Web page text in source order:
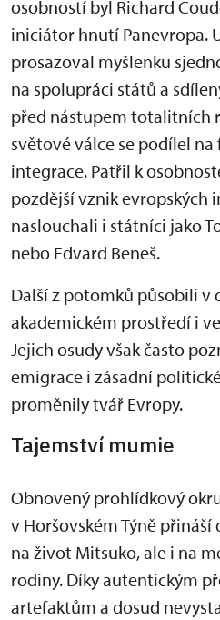
osobností byl Richard
iniciátor hnutí Panevropa.
prosazoval myšlenku
na spolupráci států a
před nástupem totalitních
světové válce se podílel
integrace. Patřil k
pozdější vznik evropských
naslouchali i státníci jako
nebo Edvard Beneš.
Další z potomků působili v
akademickém prostředí i
Jejich osudy však často
emigrace i zásadní
proměnily tvář Evropy.
Tajemství mumie
Obnovený prohlídkový
v Horšovském Týně
na život Mitsuko, ale i na
rodiny. Díky autentickým
artefaktům a dosud